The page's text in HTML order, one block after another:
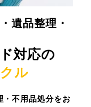
遺品整理・
対応の
ル
・不用品処分をお